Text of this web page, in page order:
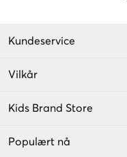
Kundeservice
Vilkår
Kids Brand Store
Populært nå